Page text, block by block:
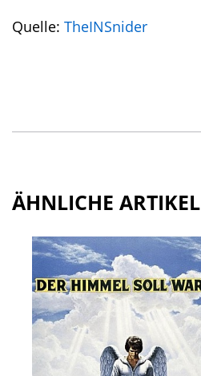
Quelle: TheINSnider
ÄHNLICHE ARTIKEL